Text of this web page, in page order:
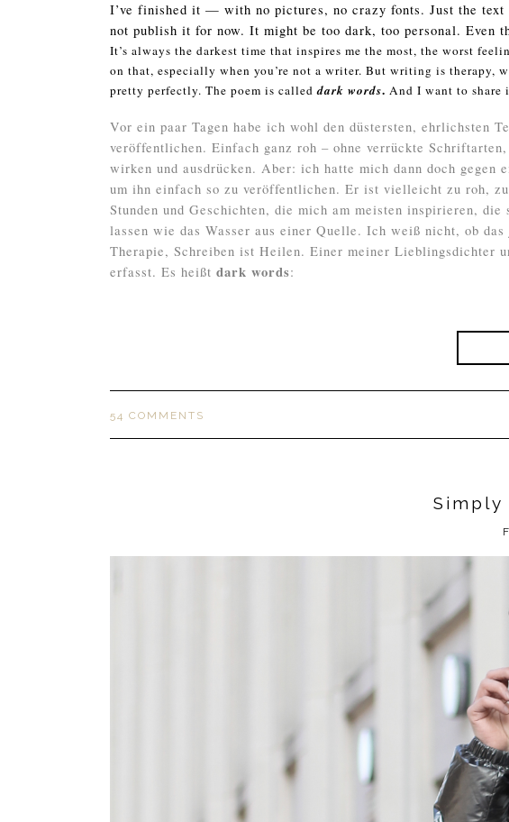
I’ve finished it — with no pictures, no crazy fonts. Just the
not publish it for now. It might be too dark, too personal. Even
It’s always the darkest time that inspires me the most, the worst
on that, especially when you’re not a writer. But writing is therapy,
pretty perfectly. The poem is calleddark words. And I want to share
Vor ein paar Tagen habe ich wohl den düstersten, ehrlichsten
veröffentlichen. Einfach ganz roh – ohne verrückte
wirken und ausdrücken. Aber: ich hatte mich dann doch
um ihn einfach so zu veröffentlichen. Er ist vielleicht zu roh,
Stunden und Geschichten, die mich am meisten inspirieren,
lassen wie das Wasser aus einer Quelle. Ich weiß nicht, ob
Therapie, Schreiben ist Heilen. Einer meiner Lieblingsdichter
erfasst. Es heißt dark words:
54 COMMENTS
Simply